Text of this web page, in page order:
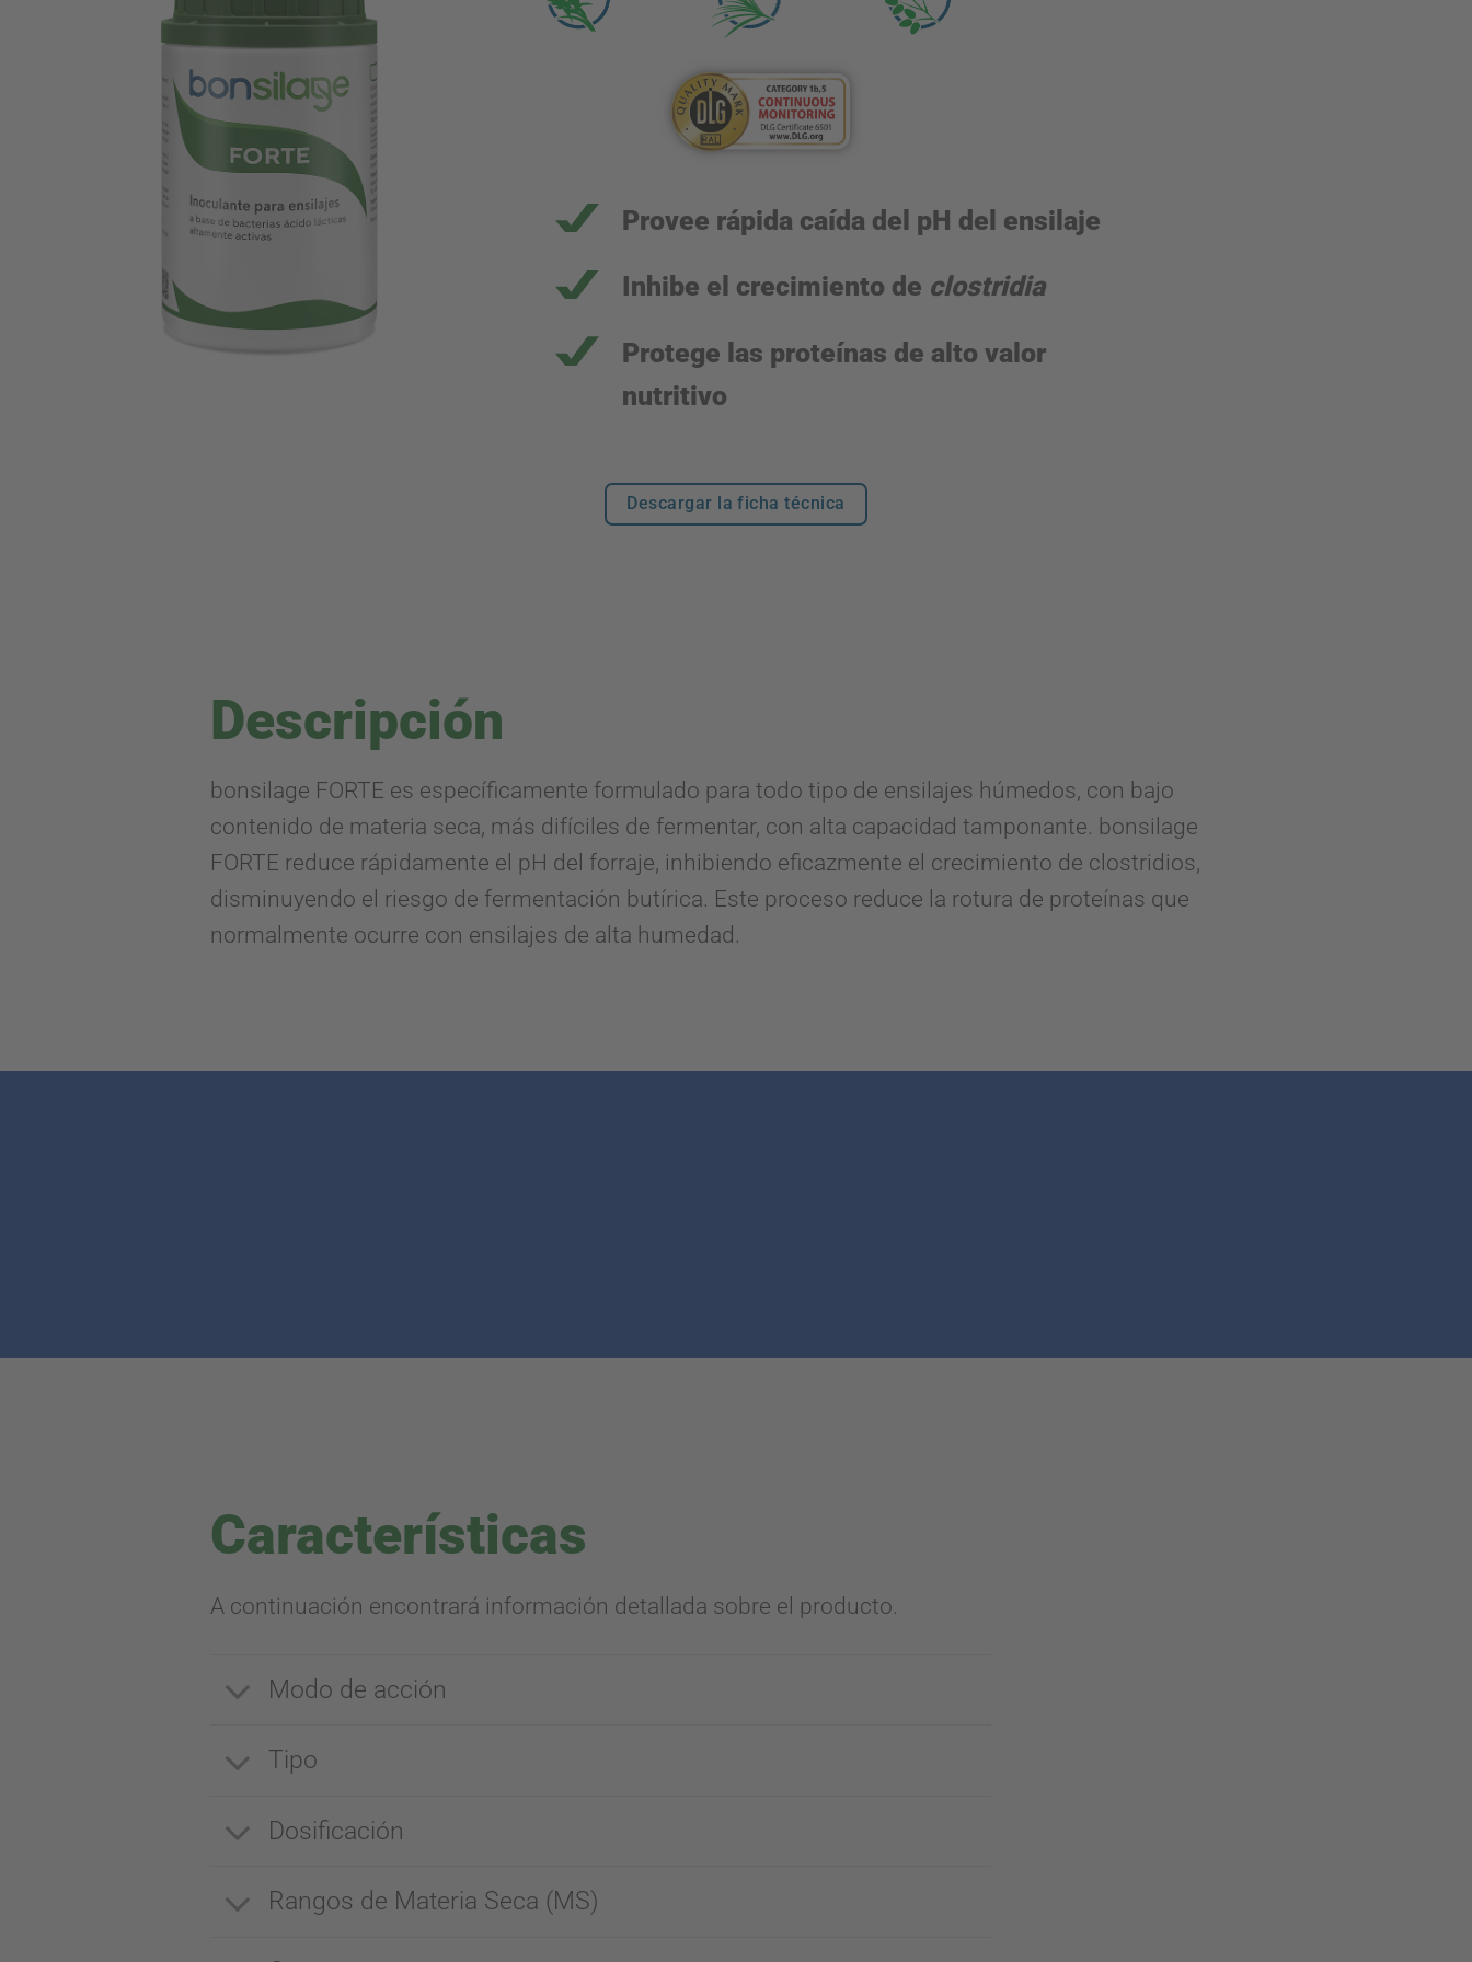
Provee rápida caída del pH del ensilaje
Inhibe el crecimiento de clostridia
Protege las proteínas de alto valor
nutritivo
Descargar la ficha técnica
Descripción
bonsilage FORTE es específicamente formulado para todo tipo de ensilajes húmedos, con bajo
contenido de materia seca, más difíciles de fermentar, con alta capacidad tamponante. bonsilage
FORTE reduce rápidamente el pH del forraje, inhibiendo eficazmente el crecimiento de clostridios,
disminuyendo el riesgo de fermentación butírica. Este proceso reduce la rotura de proteínas que
normalmente ocurre con ensilajes de alta humedad.
Características
A continuación encontrará información detallada sobre el producto.
Modo de acción
Tipo
Dosificación
Rangos de Materia Seca (MS)